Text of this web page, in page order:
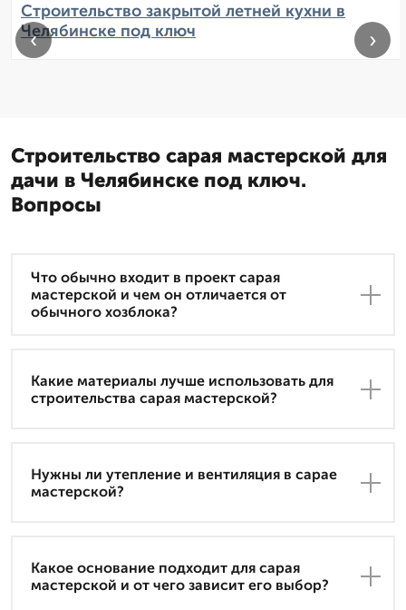
Строительство закрытой летней кухни в
Челябинске под ключ
‹ ›
Строительство сарая мастерской для
дачи в Челябинске под ключ.
Вопросы
Что обычно входит в проект сарая
мастерской и чем он отличается от
обычного хозблока?
Какие материалы лучше использовать для
строительства сарая мастерской?
Нужны ли утепление и вентиляция в сарае
мастерской?
Какое основание подходит для сарая
мастерской и от чего зависит его выбор?